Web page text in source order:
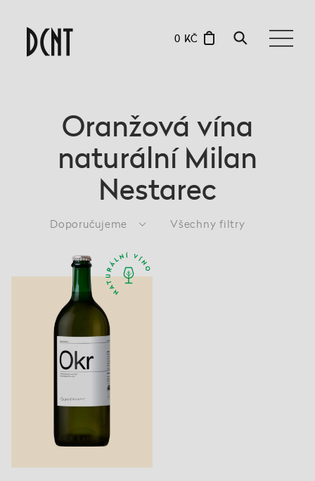
0 KČ
Oranžová vína
naturální Milan
Nestarec
Doporučujeme Všechny filtry